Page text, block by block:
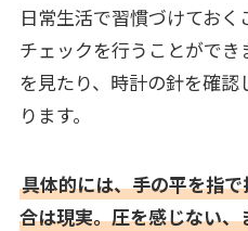
日常生活で習慣づけてお
チェックを行うことがで
を見たり、時計の針を確
ります。
具体的には、手の平を指
合は現実。圧を感じない